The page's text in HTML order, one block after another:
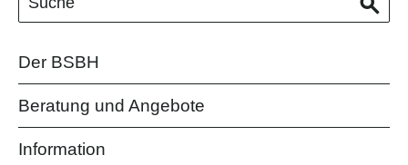
Der BSBH
Beratung und Angebote
Information